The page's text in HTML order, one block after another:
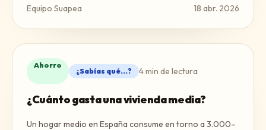
Equipo Suapea 18 abr. 2026
Ahorro
¿Sabías qué...? 4min de lectura
¿Cuánto gasta una vivienda media?
Un hogar medio en España consume en torno a 3.000–